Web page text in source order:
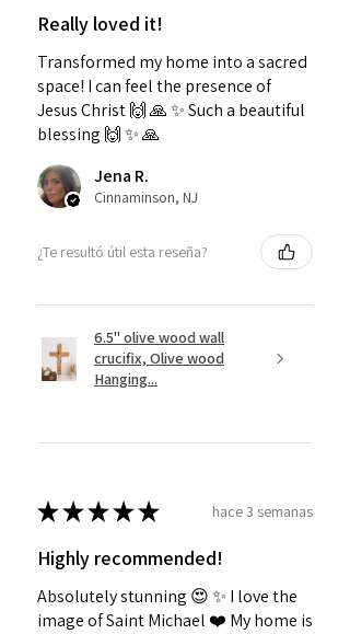
Really loved it!
Transformed my home into a sacred
space! I can feel the presence of
Jesus Christ 🙌 🙏 ✨️ Such a beautiful
blessing 🙌 ✨️ 🙏
Jena R.
Cinnaminson, NJ
¿Te resultó útil esta reseña?
6.5" olive wood wall
crucifix, Olive wood
Hanging...
★★★★★ hace 3 semanas
Highly recommended!
Absolutely stunning 😍 ✨️ I love the
image of Saint Michael ❤️ My home is